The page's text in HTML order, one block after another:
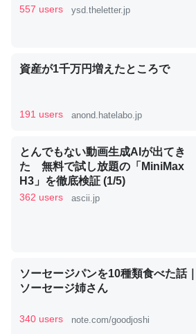
─GPTの仕組みと限界についての考察（１
昆虫ってカルシウム少ないのか。知ら
─ニュース :: 【研究発表】昆虫学の大問題＝
いのか」に関する新仮説
いる鋏角類（カブトガニ・ウミグモ
ずキチンを強化してる筈だが、酵素
─ニュース :: 【研究発表】昆虫学の大問題＝
いのか」に関する新仮説
557 users ysd.theletter.jp
資産が1千万円増えたところで
191 users anond.hatelabo.jp
とんでもない動画生成AIが出てき
た 無料で試し放題の「MiniMax
H3」を徹底検証 (1/5)
362 users ascii.jp
ソーセージパンを10種類食べた話｜
ソーセージ姉さん
340 users note.com/goodjoshi